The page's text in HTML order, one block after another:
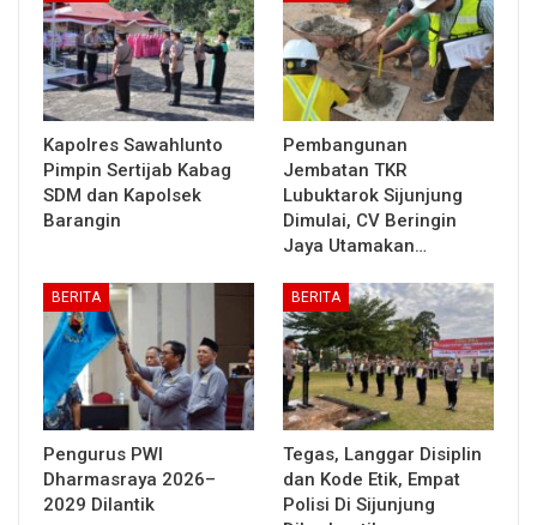
Kapolres Sawahlunto
Pimpin Sertijab Kabag
SDM dan Kapolsek
Barangin
Pembangunan
Jembatan TKR
Lubuktarok Sijunjung
Dimulai, CV Beringin
Jaya Utamakan…
BERITA
Pengurus PWI
Dharmasraya 2026–
2029 Dilantik
BERITA
Tegas, Langgar Disiplin
dan Kode Etik, Empat
Polisi Di Sijunjung